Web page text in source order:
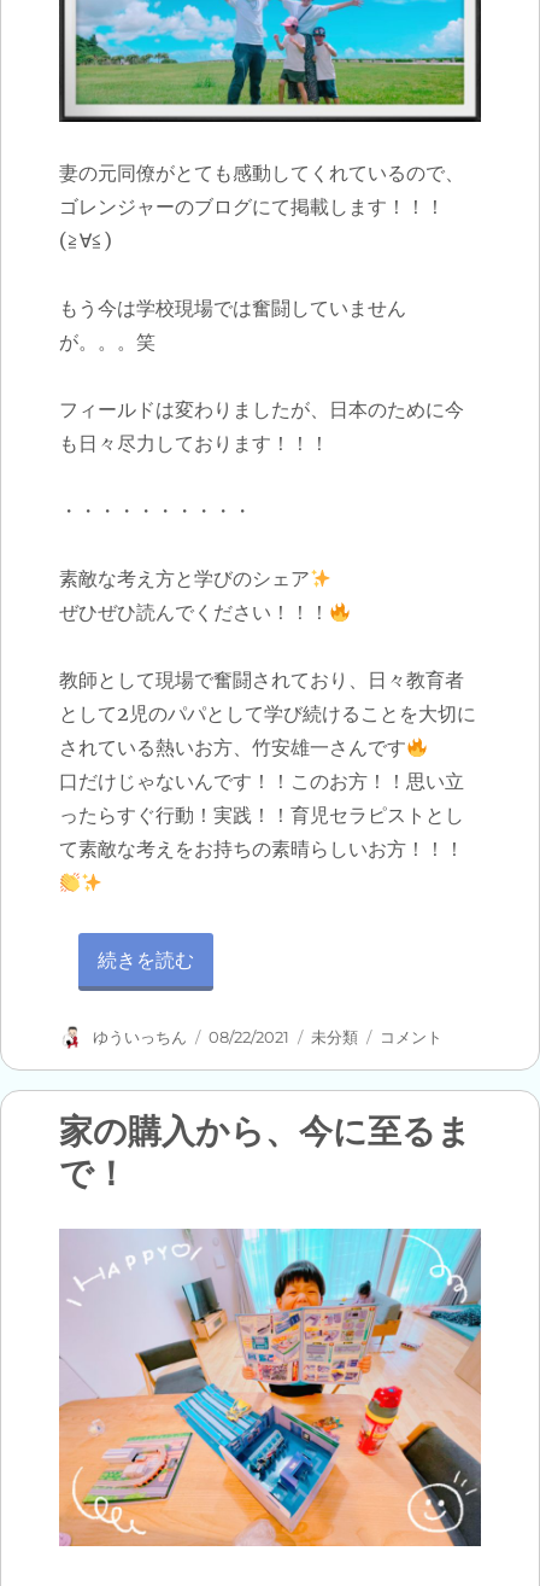
妻の元同僚がとても感動してくれているので、
ゴレンジャーのブログにて掲載します！！！
(≧∀≦)
もう今は学校現場では奮闘していません
が。。。笑
フィールドは変わりましたが、日本のために今
も日々尽力しております！！！
・・・・・・・・・・
素敵な考え方と学びのシェア
ぜひぜひ読んでください！！！
教師として現場で奮闘されており、日々教育者
として2児のパパとして学び続けることを大切に
されている熱いお方、竹安雄一さんです
口だけじゃないんです！！このお方！！思い立
ったらすぐ行動！実践！！育児セラピストとし
て素敵な考えをお持ちの素晴らしいお方！！！
“我が家の子育て10のお約束！” の
続きを読む
投
者
ゆういっちん
投
日:
08/22/2021
カ
ゴ
リ
ー
未分類
我
家
の
子
の
お
約
束！
に
コメント
家の購入から、今に至るま
で！